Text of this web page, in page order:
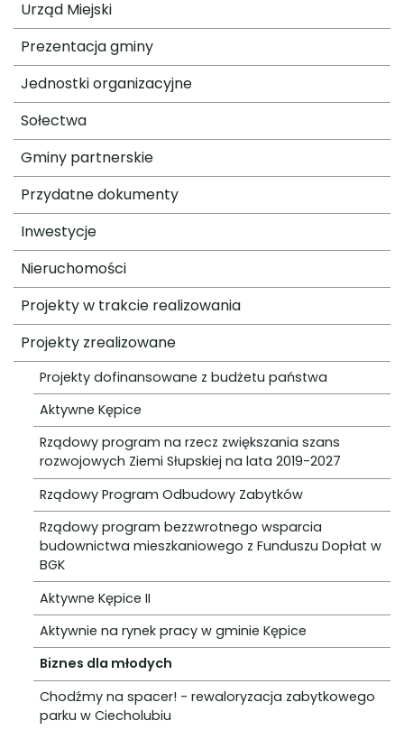
Urząd Miejski
Prezentacja gminy
Jednostki organizacyjne
Sołectwa
Gminy partnerskie
Przydatne dokumenty
Inwestycje
Nieruchomości
Projekty w trakcie realizowania
Projekty zrealizowane
Projekty dofinansowane z budżetu państwa
Aktywne Kępice
Rządowy program na rzecz zwiększania szans
rozwojowych Ziemi Słupskiej na lata 2019-2027
Rządowy Program Odbudowy Zabytków
Rządowy program bezzwrotnego wsparcia
budownictwa mieszkaniowego z Funduszu Dopłat w
BGK
Aktywne Kępice II
Aktywnie na rynek pracy w gminie Kępice
Biznes dla młodych
Chodźmy na spacer! - rewaloryzacja zabytkowego
parku w Ciecholubiu